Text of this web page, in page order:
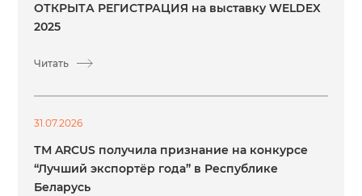
ОТКРЫТА РЕГИСТРАЦИЯ на выставку WELDEX
2025
Читать
31.07.2026
ТМ ARCUS получила признание на конкурсе
“Лучший экспортёр года” в Республике
Беларусь